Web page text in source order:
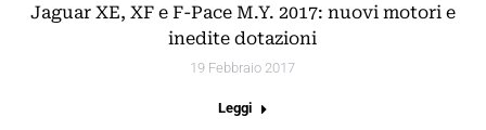
Jaguar XE, XF e F-Pace M.Y. 2017: nuovi motori e
inedite dotazioni
19 Febbraio 2017
Leggi